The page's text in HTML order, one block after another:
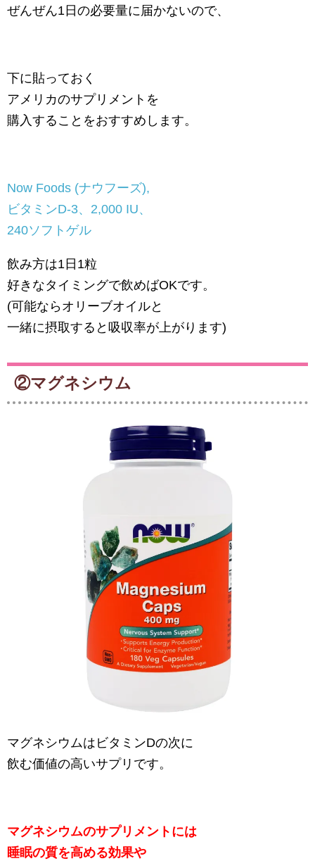
ぜんぜん1日の必要量に届かないので、
下に貼っておく
アメリカのサプリメントを
購入することをおすすめします。
Now Foods (ナウフーズ),
ビタミンD-3、2,000 IU、
240ソフトゲル
飲み方は1日1粒
好きなタイミングで飲めばOKです。
(可能ならオリーブオイルと
一緒に摂取すると吸収率が上がります)
②マグネシウム
マグネシウムはビタミンDの次に
飲む価値の高いサプリです。
マグネシウムのサプリメントには
睡眠の質を高める効果や